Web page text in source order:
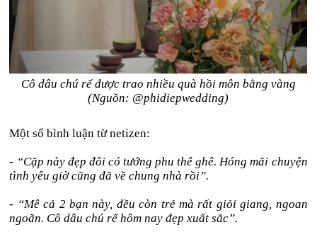
Cô dâu chú rể được trao nhiều quà hồi môn bằng vàng
(Nguồn: @phidiepwedding)
Một số bình luận từ netizen:
- “Cặp này đẹp đôi có tướng phu thê ghê. Hóng mãi chuyện
tình yêu giờ cũng đã về chung nhà rồi”.
- “Mê cả 2 bạn này, đều còn trẻ mà rất giỏi giang, ngoan
ngoãn. Cô dâu chú rể hôm nay đẹp xuất sắc”.